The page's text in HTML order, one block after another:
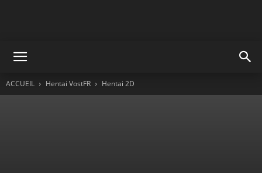
ACCUEIL Hentai VostFR Hentai 2D